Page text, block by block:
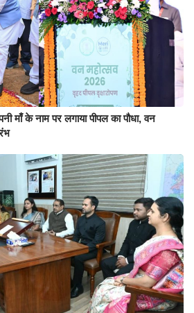
माँ के नाम पर लगाया पीपल का पौधा, वन